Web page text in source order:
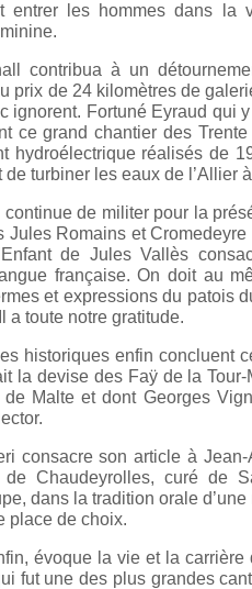
entrer les hommes dans la
contribua à un
prix de 24 kilomètres de
ignorent. Fortuné Eyraud qui
ce grand chantier des
hydroélectrique réalisés de
de turbiner les eaux de l’Allier
continue de militer pour la
Jules Romains et
de Jules Vallès
française. On doit au
et expressions du patois
a toute notre gratitude.
historiques enfin concluent
la devise des Faÿ de la
Malte et dont Georges
consacre son article à
de Chaudeyrolles, curé de
dans la tradition orale
place de choix.
évoque la vie et la
fut une des plus grandes